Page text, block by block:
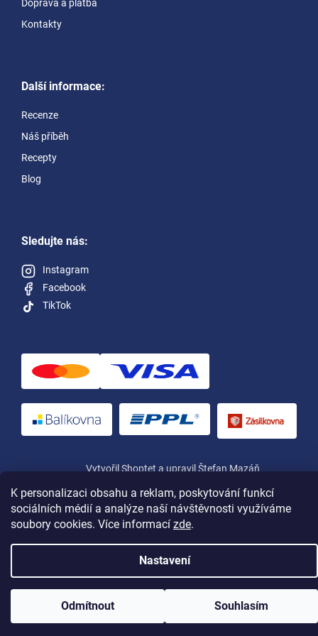
K personalizaci obsahu a reklam, poskytování funkcí
sociálních médií a analýze naší návštěvnosti využíváme
soubory cookies. Více informací zde.
Nastavení
Odmítnout Souhlasím
Doprava a platba
Kontakty
Další informace:
Recenze
Náš příběh
Recepty
Blog
Sledujte nás:
Instagram
Facebook
TikTok
Vytvořil Shopteta upravil Štefan Mazáň
Copyright 2026 Yamas.cz . Všechna práva vyhrazena.